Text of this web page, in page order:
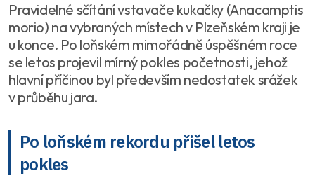
Pravidelné sčítání vstavače kukačky (Anacamptis
morio) na vybraných místech v Plzeňském kraji je
u konce. Po loňském mimořádně úspěšném roce
se letos projevil mírný pokles početnosti, jehož
hlavní příčinou byl především nedostatek srážek
v průběhu jara.
Po loňském rekordu přišel letos
pokles